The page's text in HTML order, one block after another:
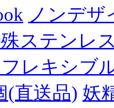
ノンデザ
ステンレ
レキシブ
(直送品) 妖